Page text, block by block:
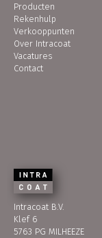
Producten
Rekenhulp
Verkooppunten
Over Intracoat
Vacatures
Contact
Intracoat B.V.
Klef 6
5763 PG MILHEEZE